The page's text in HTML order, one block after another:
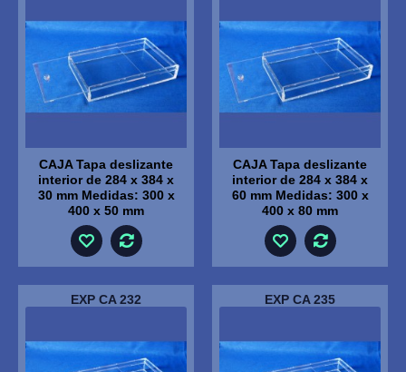
CAJA Tapa deslizante
interior de 284 x 384 x
30 mm Medidas: 300 x
400 x 50 mm
CAJA Tapa deslizante
interior de 284 x 384 x
60 mm Medidas: 300 x
400 x 80 mm
EXP CA 232 EXP CA 235